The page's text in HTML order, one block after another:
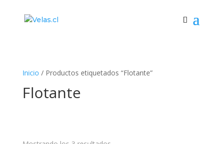
Inicio / Productos etiquetados “Flotante”
Flotante